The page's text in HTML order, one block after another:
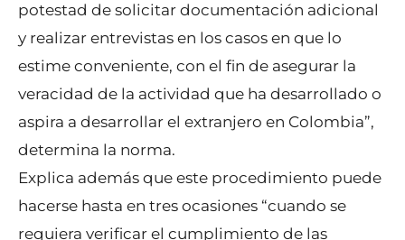
potestad de solicitar documentación adicional
y realizar entrevistas en los casos en que lo
estime conveniente, con el fin de asegurar la
veracidad de la actividad que ha desarrollado o
aspira a desarrollar el extranjero en Colombia”,
determina la norma.
Explica además que este procedimiento puede
hacerse hasta en tres ocasiones “cuando se
requiera verificar el cumplimiento de las